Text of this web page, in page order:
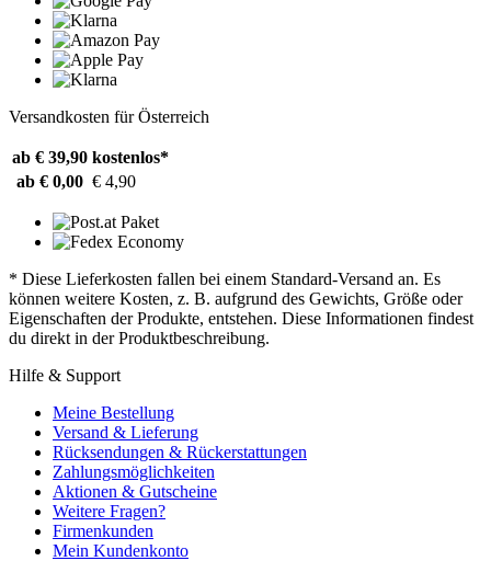
Versandkosten für Österreich
ab € 39,90 kostenlos*
ab € 0,00 € 4,90
* Diese Lieferkosten fallen bei einem Standard-Versand an. Es
können weitere Kosten, z. B. aufgrund des Gewichts, Größe oder
Eigenschaften der Produkte, entstehen. Diese Informationen findest
du direkt in der Produktbeschreibung.
Hilfe & Support
Meine Bestellung
Versand & Lieferung
Rücksendungen & Rückerstattungen
Zahlungsmöglichkeiten
Aktionen & Gutscheine
Weitere Fragen?
Firmenkunden
Mein Kundenkonto